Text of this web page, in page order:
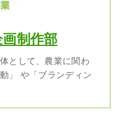
制作部
として、農業に関わ
」 や「ブランディン